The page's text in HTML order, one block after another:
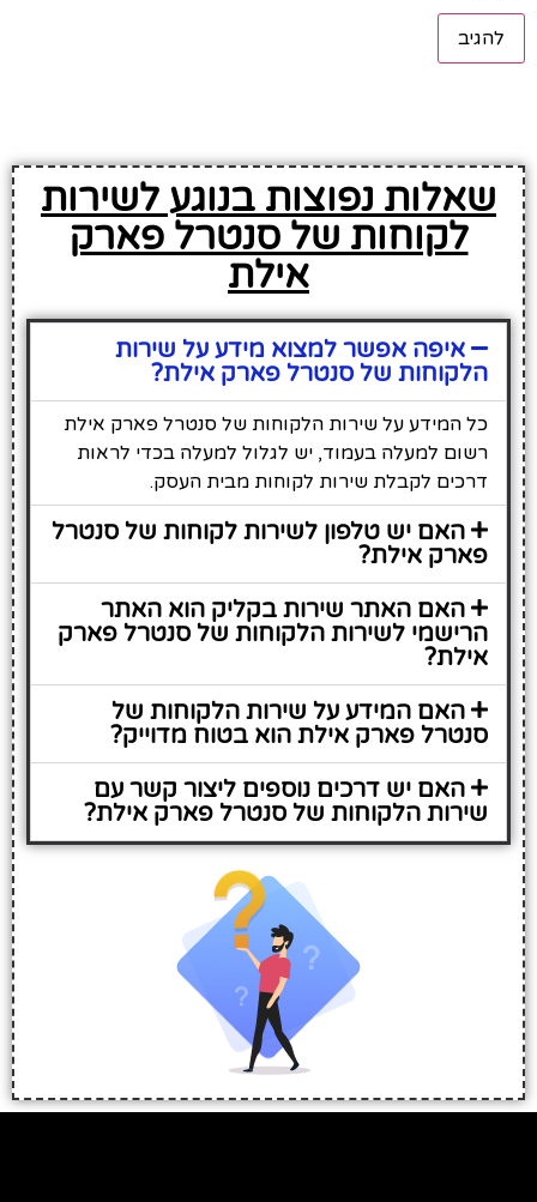
שאלות נפוצות בנוגע לשירות
לקוחות של סנטרל פארק
אילת
איפה אפשר למצוא מידע על שירות
הלקוחות של סנטרל פארק אילת?
כל המידע על שירות הלקוחות של סנטרל פארק אילת
רשום למעלה בעמוד, יש לגלול למעלה בכדי לראות
דרכים לקבלת שירות לקוחות מבית העסק.
האם יש טלפון לשירות לקוחות של סנטרל
פארק אילת?
האם האתר שירות בקליק הוא האתר
הרישמי לשירות הלקוחות של סנטרל פארק
אילת?
האם המידע על שירות הלקוחות של
סנטרל פארק אילת הוא בטוח מדוייק?
האם יש דרכים נוספים ליצור קשר עם
שירות הלקוחות של סנטרל פארק אילת?